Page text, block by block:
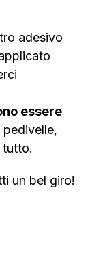
adesivo
essere
pedivelle,
tutto.
un bel giro!